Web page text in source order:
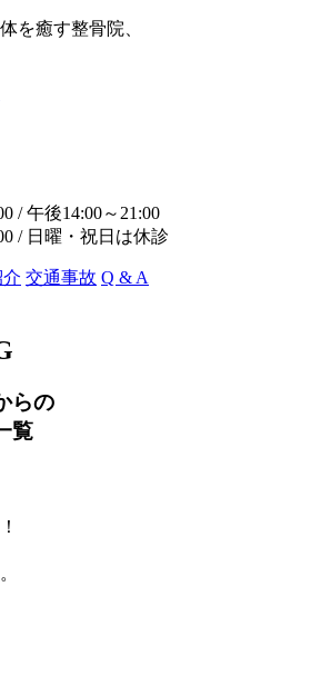
を癒す整骨院、
/ 午後14:00～21:00
/ 日曜・祝日は休診
介 交通事故 Q & A
らの
覧